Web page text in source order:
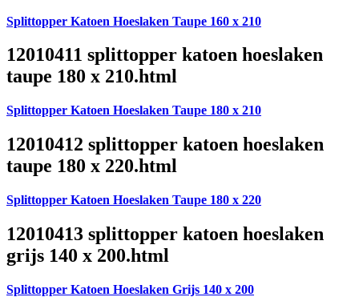
Splittopper Katoen Hoeslaken Taupe 160 x 210
12010411 splittopper katoen hoeslaken
taupe 180 x 210.html
Splittopper Katoen Hoeslaken Taupe 180 x 210
12010412 splittopper katoen hoeslaken
taupe 180 x 220.html
Splittopper Katoen Hoeslaken Taupe 180 x 220
12010413 splittopper katoen hoeslaken
grijs 140 x 200.html
Splittopper Katoen Hoeslaken Grijs 140 x 200